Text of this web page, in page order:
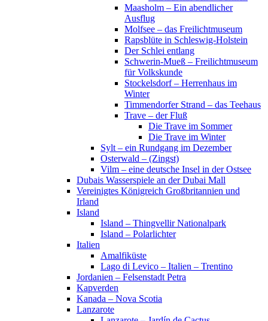
Maasholm – Ein abendlicher
Ausflug
Molfsee – das Freilichtmuseum
Rapsblüte in Schleswig-Holstein
Der Schlei entlang
Schwerin-Mueß – Freilichtmuseum
für Volkskunde
Stockelsdorf – Herrenhaus im
Winter
Timmendorfer Strand – das Teehaus
Trave – der Fluß
Die Trave im Sommer
Die Trave im Winter
Sylt – ein Rundgang im Dezember
Osterwald – (Zingst)
Vilm – eine deutsche Insel in der Ostsee
Dubais Wasserspiele an der Dubai Mall
Vereinigtes Königreich Großbritannien und
Irland
Island
Island – Thingvellir Nationalpark
Island – Polarlichter
Italien
Amalfiküste
Lago di Levico – Italien – Trentino
Jordanien – Felsenstadt Petra
Kapverden
Kanada – Nova Scotia
Lanzarote